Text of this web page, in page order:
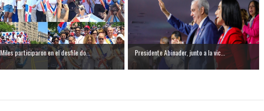
Miles participaron en el desfile do... Presidente Abinader, junto a la vic...